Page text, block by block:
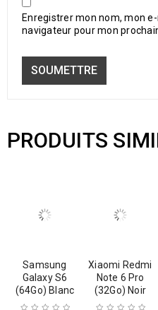
Enregistrer mon nom, mon
navigateur pour mon
PRODUITS
Samsung
Galaxy S6
(64Go) Blanc
Xiaomi Redmi
Note 6 Pro
(32Go) Noir